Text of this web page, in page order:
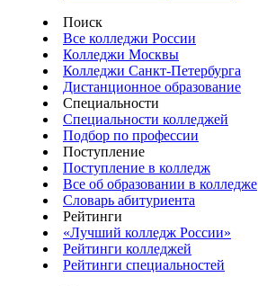
Поиск
Все колледжи России
Колледжи Москвы
Колледжи Санкт-Петербурга
Дистанционное образование
Специальности
Специальности колледжей
Подбор по профессии
Поступление
Поступление в колледж
Все об образовании в колледже
Словарь абитуриента
Рейтинги
«Лучший колледж России»
Рейтинги колледжей
Рейтинги специальностей